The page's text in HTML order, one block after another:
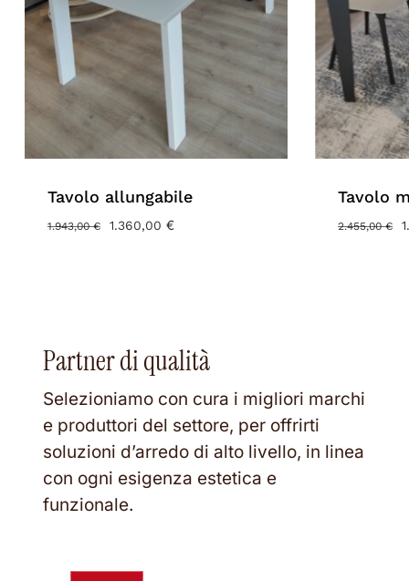
Tavolo allungabile
1.943,00€
IL
1.360,00 €
Tavolo
2.455,00€
Partner di qualità
Selezioniamo con cura i migliori marchi
e produttori del settore, per offrirti
soluzioni d’arredo di alto livello, in linea
con ogni esigenza estetica e
funzionale.